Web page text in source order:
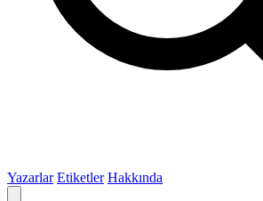
Yazarlar Etiketler Hakkında